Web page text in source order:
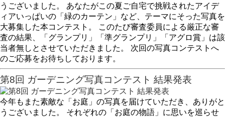
うございました。 あなたがこの夏ご自宅で挑戦されたアイデ
ィアいっぱいの「緑のカーテン」など、テーマにそった写真を
大募集した本コンテスト。 このたび審査委員による厳正な審
査の結果、「グランプリ」「準グランプリ」「アグロ賞」は該
当者無しとさせていただきました。 次回の写真コンテストへ
のご応募をお待ちしております。
第8回 ガーデニング写真コンテスト 結果発表
今年もまた素敵な「お庭」の写真を届けていただき、ありがと
うございました。 それぞれの「お庭の物語」に思いを巡らせ